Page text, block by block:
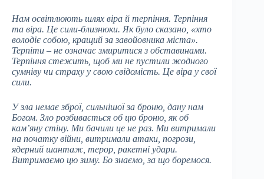
Нам освітлюють шлях віра й терпіння. Терпіння
та віра. Це сили-близнюки. Як було сказано, «хто
володіє собою, кращий за завойовника міста».
Терпіти – не означає змиритися з обставинами.
Терпіння стежить, щоб ми не пустили жодного
сумніву чи страху у свою свідомість. Це віра у свої
сили.
У зла немає зброї, сильнішої за броню, дану нам
Богом. Зло розбивається об цю броню, як об
кам’яну стіну. Ми бачили це не раз. Ми витримали
на початку війни, витримали атаки, погрози,
ядерний шантаж, терор, ракетні удари.
Витримаємо цю зиму. Бо знаємо, за що боремося.